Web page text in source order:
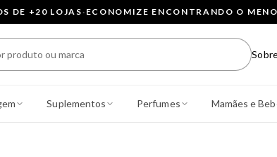
DE +20 LOJAS· ECONOMIZE ENCONTRANDO O
Suplementos Perfumes Mamães e